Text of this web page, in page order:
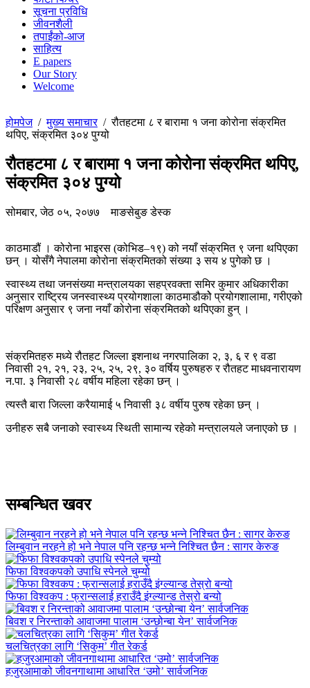
सूचना प्रविधि
जीवनशैली
तपाईंको-आज
साहित्य
E papers
Our Story
Welcome
होमपेज/मुख्य समाचार/रौतहटमा ८ र बारामा १ जना कोरोना संक्रमित
थपिए, संक्रमित ३०४ पुग्यो
रौतहटमा ८ र बारामा १ जना कोरोना संक्रमित थपिए,
संक्रमित ३०४ पुग्यो
सोमबार, जेठ ०५, २०७७ माङसेबुङ डेस्क
काठमाडौं । कोरोना भाइरस (कोभिड–१९) को नयाँ संक्रमित ९ जना थपिएका
छन् । योसँगै नेपालमा कोरोना संक्रमितको संख्या ३ सय ४ पुगेको छ ।
स्वास्थ्य तथा जनसंख्या मन्त्रालयका सहप्रवक्ता समिर कुमार अधिकारीका
अनुसार राष्ट्रिय जनस्वास्थ्य प्रयोगशाला काठमाडौकोे प्रयोगशालामा, गरीएको
परिक्षण अनुसार ९ जना नयाँ कोरोना संक्रमितको थपिएका हुन् ।
संक्रमितहरु मध्ये रौतहट जिल्ला इशनाथ नगरपालिका २, ३, ६ र ९ वडा
निवासी २१, २१, २३, २५, २५, २९, ३० वर्षिय पुरुषहरु र रौतहट माधवनारायण
न.पा. ३ निवासी २८ वर्षीय महिला रहेका छन् ।
त्यस्तै बारा जिल्ला करैयामाई ५ निवासी ३८ वर्षीय पुरुष रहेका छन् ।
उनीहरु सबै जनाको स्वास्थ्य स्थिती सामान्य रहेको मन्त्रालयले जनाएको छ ।
सम्बन्धित खवर
लिम्बुवान नरहने हो भने नेपाल पनि रहन्छ भन्ने निश्चित छैन : सागर केरुङ
फिफा विश्वकपको उपाधि स्पेनले चुम्यो
फिफा विश्वकप : फ्रान्सलाई हराउँदै इंग्ल्यान्ड तेस्रो बन्यो
बिवश र निरन्ताको आवाजमा पालाम ‘उन्छोन्बा येन’ सार्वजनिक
चलचित्रका लागि ‘सिकुम’ गीत रेकर्ड
हजुरआमाको जीवनगाथामा आधारित ‘उमो’ सार्वजनिक